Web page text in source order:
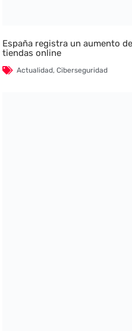
España registra un aumento
tiendas online
Actualidad,Ciberseguridad